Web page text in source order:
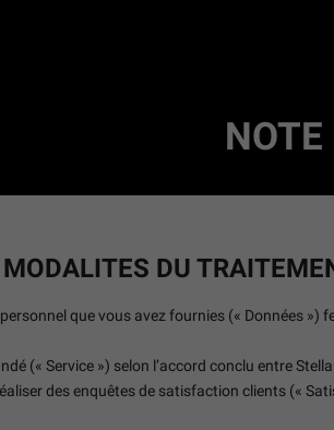
NOTE
DU
que vous avez fournies (« Données »)
(« Service ») selon l’accord conclu entre
des enquêtes de satisfaction clients («